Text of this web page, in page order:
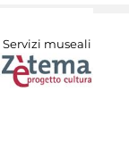
Servizi museali